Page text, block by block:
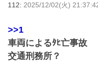
112: 2025/12/02(火)
>>1
車両によるﾀﾋ亡事故
交通刑務所？